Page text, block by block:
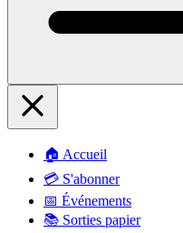
🏠 Accueil
💳 S'abonner
📅 Événements
📚 Sorties papier